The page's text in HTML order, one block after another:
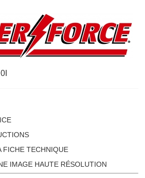
FICHE TECHNIQUE
IMAGE HAUTE RÉSOLUTION